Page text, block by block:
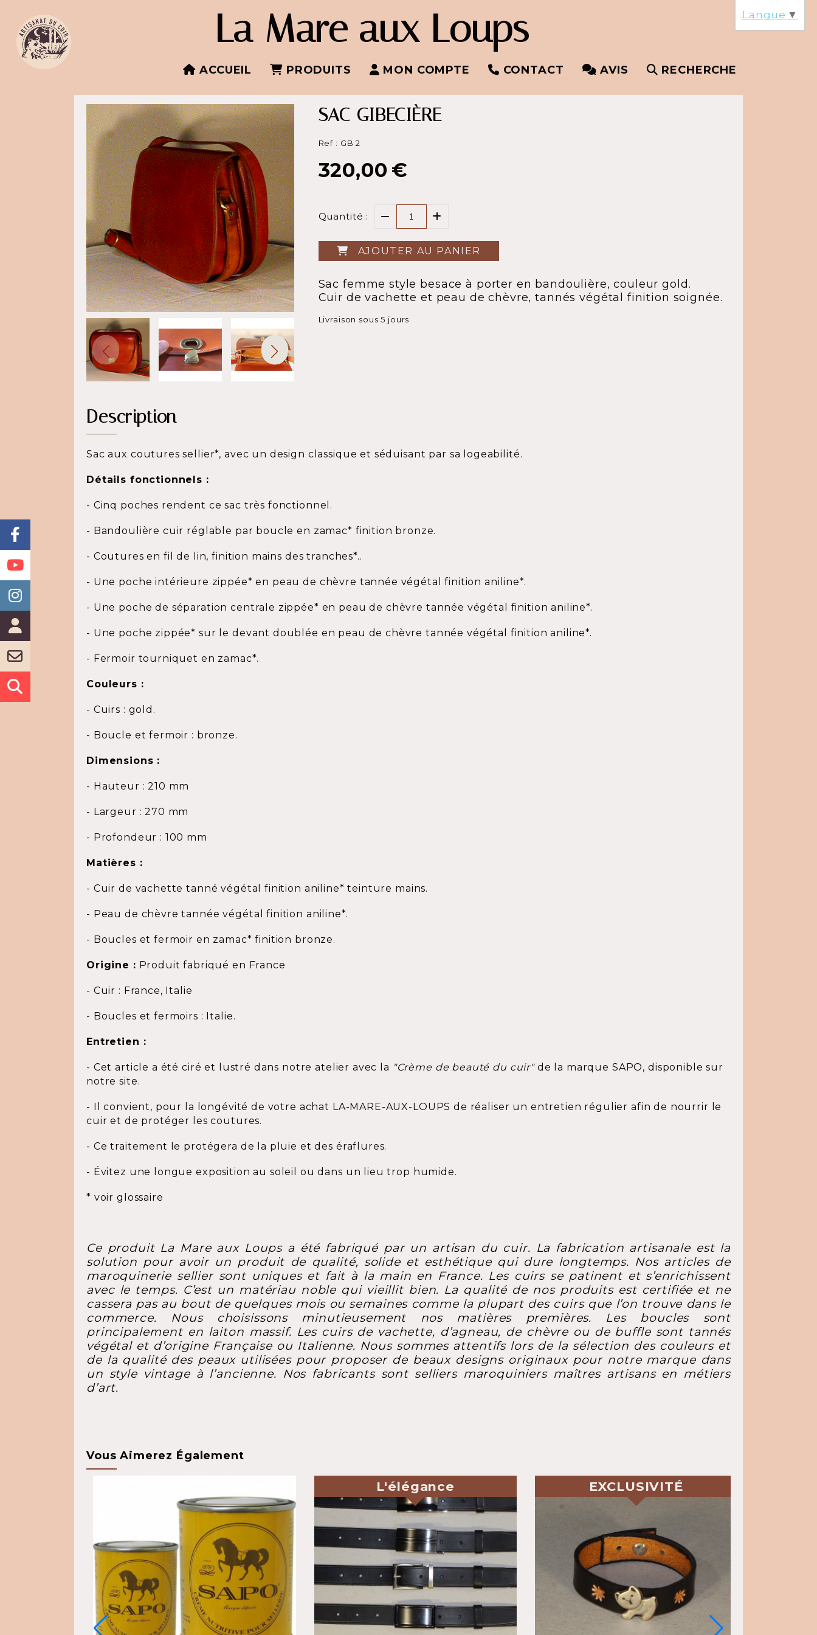
La Mare aux Loups
ACCUEIL PRODUITS MON COMPTE CONTACT AVIS RECHERCHE
SAC GIBECIÈRE
Ref : GB 2
320,00 €
Quantité :
AJOUTER AU PANIER
Sac femme style besace à porter en bandoulière, couleur gold.
Cuir de vachette et peau de chèvre, tannés végétal finition soignée.
Livraison sous 5 jours
Description
Sac aux coutures sellier*, avec un design classique et séduisant par sa logeabilité.
Détails fonctionnels :
- Cinq poches rendent ce sac très fonctionnel.
- Bandoulière cuir réglable par boucle en zamac* finition bronze.
- Coutures en fil de lin, finition mains des tranches*..
- Une poche intérieure zippée* en peau de chèvre tannée végétal finition aniline*.
- Une poche de séparation centrale zippée* en peau de chèvre tannée végétal finition aniline*.
- Une poche zippée* sur le devant doublée en peau de chèvre tannée végétal finition aniline*.
- Fermoir tourniquet en zamac*.
Couleurs :
- Cuirs : gold.
- Boucle et fermoir : bronze.
Dimensions :
- Hauteur : 210 mm
- Largeur : 270 mm
- Profondeur : 100 mm
Matières :
- Cuir de vachette tanné végétal finition aniline* teinture mains.
- Peau de chèvre tannée végétal finition aniline*.
- Boucles et fermoir en zamac* finition bronze.
Origine : Produit fabriqué en France
- Cuir : France, Italie
- Boucles et fermoirs : Italie.
Entretien :
- Cet article a été ciré et lustré dans notre atelier avec la "Crème de beauté du cuir"de la marque SAPO, disponible sur
notre site.
- Il convient, pour la longévité de votre achat LA-MARE-AUX-LOUPS de réaliser un entretien régulier afin de nourrir le
cuir et de protéger les coutures.
- Ce traitement le protégera de la pluie et des éraflures.
- Évitez une longue exposition au soleil ou dans un lieu trop humide.
* voir glossaire
Ce produit La Mare aux Loups a été fabriqué par un artisan du cuir. La fabrication artisanale est la
solution pour avoir un produit de qualité, solide et esthétique qui dure longtemps. Nos articles de
maroquinerie sellier sont uniques et fait à la main en France. Les cuirs se patinent et s’enrichissent
avec le temps. C’est un matériau noble qui vieillit bien. La qualité de nos produits est certifiée et ne
cassera pas au bout de quelques mois ou semaines comme la plupart des cuirs que l’on trouve dans le
commerce. Nous choisissons minutieusement nos matières premières. Les boucles sont
principalement en laiton massif. Les cuirs de vachette, d’agneau, de chèvre ou de buffle sont tannés
végétal et d’origine Française ou Italienne. Nous sommes attentifs lors de la sélection des couleurs et
de la qualité des peaux utilisées pour proposer de beaux designs originaux pour notre marque dans
un style vintage à l’ancienne. Nos fabricants sont selliers maroquiniers maîtres artisans en métiers
d’art.
Vous Aimerez Également
Nouveau
Langue ▼